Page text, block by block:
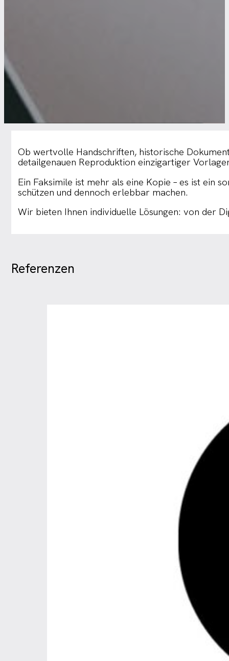
Ob wertvolle Handschriften, historische
detailgenauen Reproduktion einzigartiger
Ein Faksimile ist mehr als eine Kopie – es ist ein
schützen und dennoch erlebbar machen.
Wir bieten Ihnen individuelle Lösungen: von der
Referenzen